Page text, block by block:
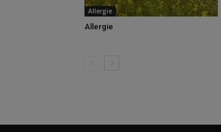
Allergie
Allergie